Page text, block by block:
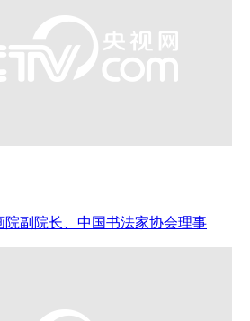
院副院长、中国书法家协会理事